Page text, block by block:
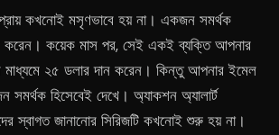
প্রায় কখনোই মসৃণভাবে হয় না। একজন সমর্থক
করেন। কয়েক মাস পর, সেই একই ব্যক্তি আপনার
২৫ ডলার দান করেন। কিন্তু আপনার ইমেল
হিসেবেই দেখে। অ্যাকশন অ্যালার্ট
স্বাগত জানানোর সিরিজটি কখনোই শুরু হয় না।